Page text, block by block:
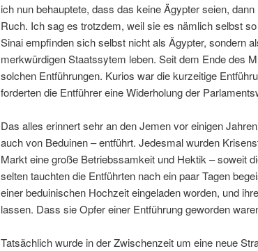
ich nun behauptete, dass das keine Ägypter seien,
Ruch. Ich sag es trotzdem, weil sie es nämlich selbst
Sinai empfinden sich selbst nicht als Ägypter, sondern
merkwürdigen Staatssytem leben. Seit dem Ende des
solchen Entführungen. Kurios war die kurzeitige
forderten die Entführer eine Widerholung der
Das alles erinnert sehr an den Jemen vor einigen
auch von Beduinen – entführt. Jedesmal wurden
Markt eine große Betriebssamkeit und Hektik – soweit
selten tauchten die Entführten nach ein paar Tagen
einer beduinischen Hochzeit eingeladen worden, und
lassen. Dass sie Opfer einer Entführung geworden
Tatsächlich wurde in der Zwischenzeit um eine neue